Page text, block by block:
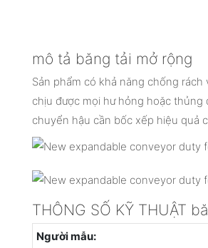
mô tả băng tải mở rộng
Sản phẩm có khả năng chống
chịu được mọi hư hỏng hoặc thủng
chuyển hậu cần bốc xếp hiệu quả
THÔNG SỐ KỸ THUẬT
Người mẫu: